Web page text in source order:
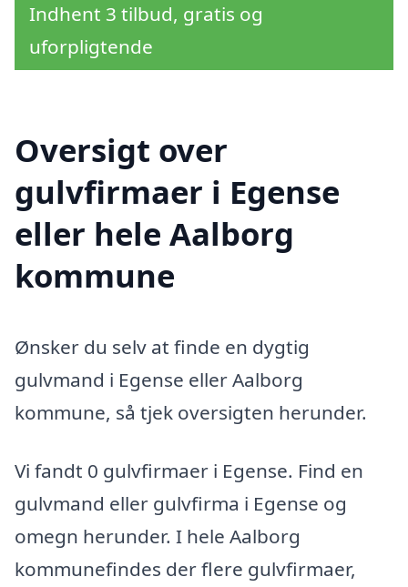
Indhent 3 tilbud, gratis og
uforpligtende
Oversigt over
gulvfirmaer i Egense
eller hele Aalborg
kommune
Ønsker du selv at finde en dygtig
gulvmand i Egense eller Aalborg
kommune, så tjek oversigten herunder.
Vi fandt 0 gulvfirmaer i Egense. Find en
gulvmand eller gulvfirma i Egense og
omegn herunder. I hele Aalborg
kommunefindes der flere gulvfirmaer,